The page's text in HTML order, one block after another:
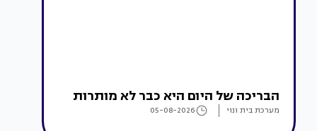
הבריכה של היום היא כבר לא מותרות
מערכת בית ונוי 05-08-2026